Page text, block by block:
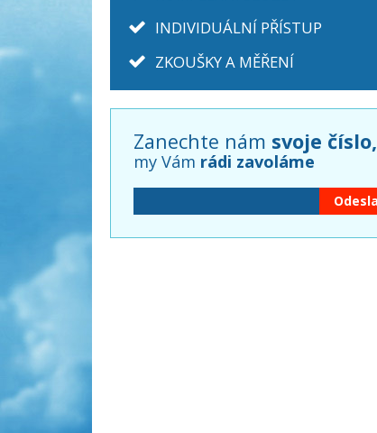
INDIVIDUÁLNÍ PŘÍSTUP
ZKOUŠKY A MĚŘENÍ
Zanechte nám svoje číslo,
my Vám rádi zavoláme